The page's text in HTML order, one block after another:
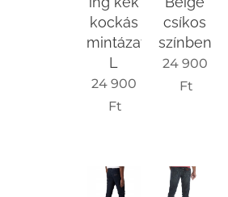
kockás
mintázattal
L
24 900
Ft
csíkos
színben
24 900
Ft